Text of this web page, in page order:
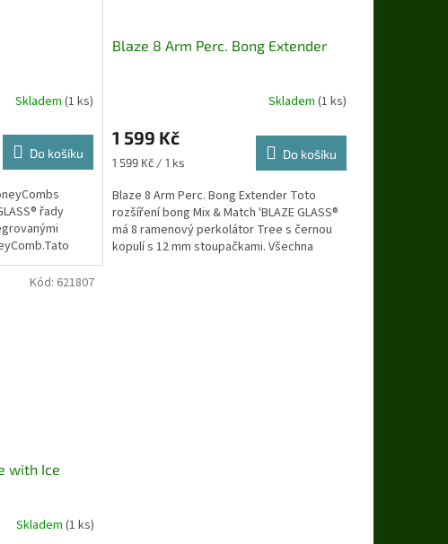
Skladem (1 ks)
Do košíku
řady
Blaze 8 Arm Perc. Bong Extender
produktu
je
5,0
z
5
hvězdiček.
Skladem (1 ks)
1 599 Kč
Měrná
1 599 Kč / 1 ks
Do košíku
Blaze 8 Arm Perc. Bong Extender Toto
rozšíření bong Mix & Match 'BLAZE GLASS®
má 8 ramenový perkolátor Tree s černou
kopulí s 12 mm stoupačkami. Všechna
with Ice
Skladem (1 ks)
Kód: 621807